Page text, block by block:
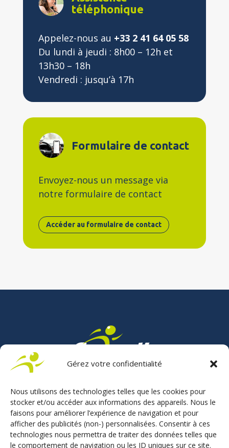
Gérez votre confidentialité
Nous utilisons des technologies telles que les cookies pour
stocker et/ou accéder aux informations des appareils. Nous le
faisons pour améliorer l’expérience de navigation et pour
afficher des publicités (non-) personnalisées. Consentir à ces
technologies nous permettra de traiter des données telles que
le comportement de navigation ou les ID uniques sur ce site.
téléphonique
Appelez-nous au +33 2 41 64 05 58
Du lundi à jeudi : 8h00 – 12h et
13h30 – 18h
Vendredi : jusqu’à 17h
Formulaire de contact
Envoyez-nous un message via
notre formulaire de contact
Accéder au formulaire de contact
auto-école